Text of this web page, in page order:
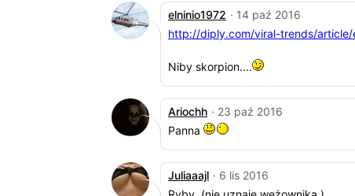
elninio1972 · 14 paź 2016
http://diply.com/viral-trends/
Niby skorpion....
Ariochh · 23 paź 2016
Panna
Juliaaajl · 6 lis 2016